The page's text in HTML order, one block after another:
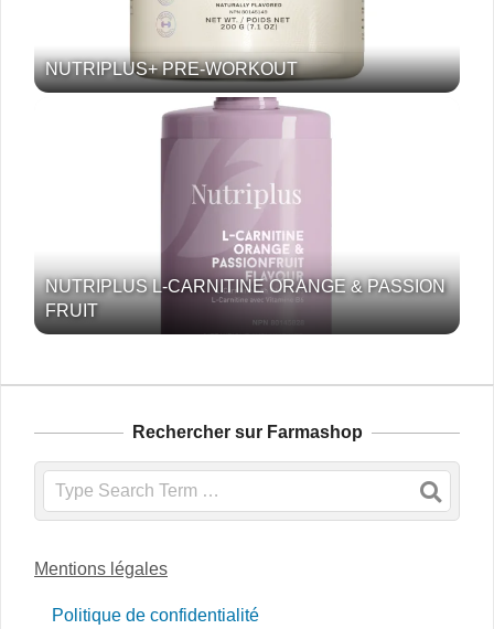
NUTRIPLUS+ PRE-WORKOUT
NUTRIPLUS L-CARNITINE ORANGE & PASSION
FRUIT
Rechercher sur Farmashop
Search
Mentions légales
Politique de confidentialité